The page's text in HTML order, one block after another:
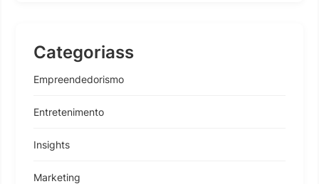
Categoriass
Empreendedorismo
Entretenimento
Insights
Marketing